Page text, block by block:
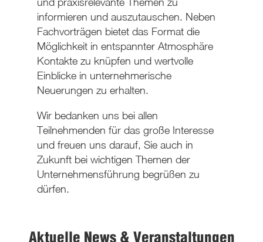
informieren und auszutauschen. Neben
Fachvorträgen bietet das Format die
Möglichkeit in entspannter Atmosphäre
Kontakte zu knüpfen und wertvolle
Einblicke in unternehmerische
Neuerungen zu erhalten.
Wir bedanken uns bei allen
Teilnehmenden für das große Interesse
und freuen uns darauf, Sie auch in
Zukunft bei wichtigen Themen der
Unternehmensführung begrüßen zu
dürfen.
Aktuelle News & Veranstaltungen